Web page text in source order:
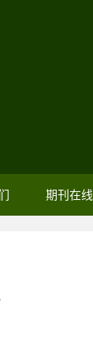
期刊在线